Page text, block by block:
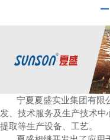
宁夏夏盛实业集团有限
发、技术服务及生产技术
提取等生产设备、工艺。